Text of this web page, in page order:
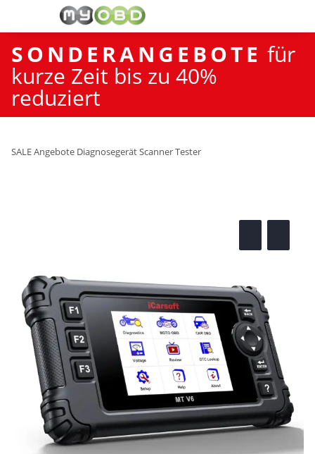
SONDERANGEBOTE für
kurze Zeit bis zu 40%
reduziert
SALE Angebote Diagnosegerät Scanner Tester